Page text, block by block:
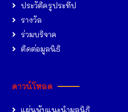
ประวัติครูประทีป
รางวัล
ร่วมบริจาค
ติดต่อมูลนิธิ
ดาวน์โหลด
แผ่นพับแนะนำมูลนิธิ